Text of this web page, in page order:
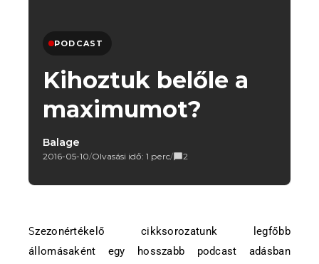
PODCAST
Kihoztuk belőle a
maximumot?
Balage
2016-05-10/Olvasási idő: 1 perc/ 2
Szezonértékelő cikksorozatunk legfőbb
állomásaként egy hosszabb podcast adásban